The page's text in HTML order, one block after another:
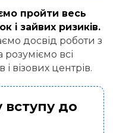
пройти весь
і зайвих ризиків.
досвід роботи з
всі
візових центрів.
вступу до